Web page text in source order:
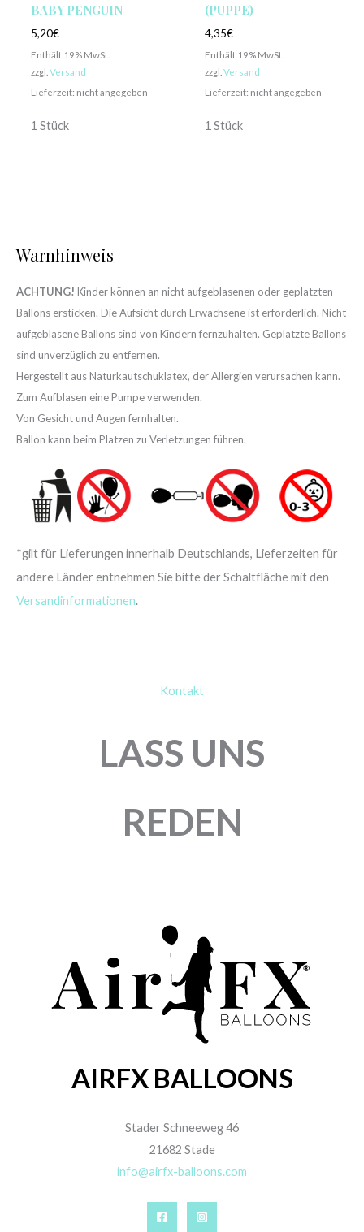
ABY PENGUIN
5,20€
Enthält 19% MwSt.
zzgl. Versand
Lieferzeit: nicht angegeben
1 Stück
(PUPPE)
4,35€
Enthält 19% MwSt.
zzgl. Versand
Lieferzeit: nicht angegeben
1 Stück
Warnhinweis
ACHTUNG! Kinder können an nicht aufgeblasenen oder geplatzten
Ballons ersticken. Die Aufsicht durch Erwachsene ist erforderlich. Nicht
aufgeblasene Ballons sind von Kindern fernzuhalten. Geplatzte Ballons
sind unverzüglich zu entfernen.
Hergestellt aus Naturkautschuklatex, der Allergien verursachen kann.
Zum Aufblasen eine Pumpe verwenden.
Von Gesicht und Augen fernhalten.
Ballon kann beim Platzen zu Verletzungen führen.
*gilt für Lieferungen innerhalb Deutschlands, Lieferzeiten für
andere Länder entnehmen Sie bitte der Schaltfläche mit den
Versandinformationen.
Kontakt
LASS UNS
REDEN
AIRFX BALLOONS
Stader Schneeweg 46
21682 Stade
info@airfx-balloons.com